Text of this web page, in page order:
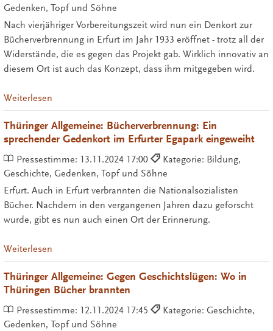
Gedenken, Topf und Söhne
Nach vierjähriger Vorbereitungszeit wird nun ein Denkort zur
Bücherverbrennung in Erfurt im Jahr 1933 eröffnet - trotz all der
Widerstände, die es gegen das Projekt gab. Wirklich innovativ an
diesem Ort ist auch das Konzept, dass ihm mitgegeben wird.
Weiterlesen
Thüringer Allgemeine: Bücherverbrennung: Ein
sprechender Gedenkort im Erfurter Egapark eingeweiht
Pressestimme: 13.11.2024 17:00
Kategorie: Bildung,
Geschichte, Gedenken, Topf und Söhne
Erfurt. Auch in Erfurt verbrannten die Nationalsozialisten
Bücher. Nachdem in den vergangenen Jahren dazu geforscht
wurde, gibt es nun auch einen Ort der Erinnerung.
Weiterlesen
Thüringer Allgemeine: Gegen Geschichtslügen: Wo in
Thüringen Bücher brannten
Pressestimme: 12.11.2024 17:45
Kategorie: Geschichte,
Gedenken, Topf und Söhne